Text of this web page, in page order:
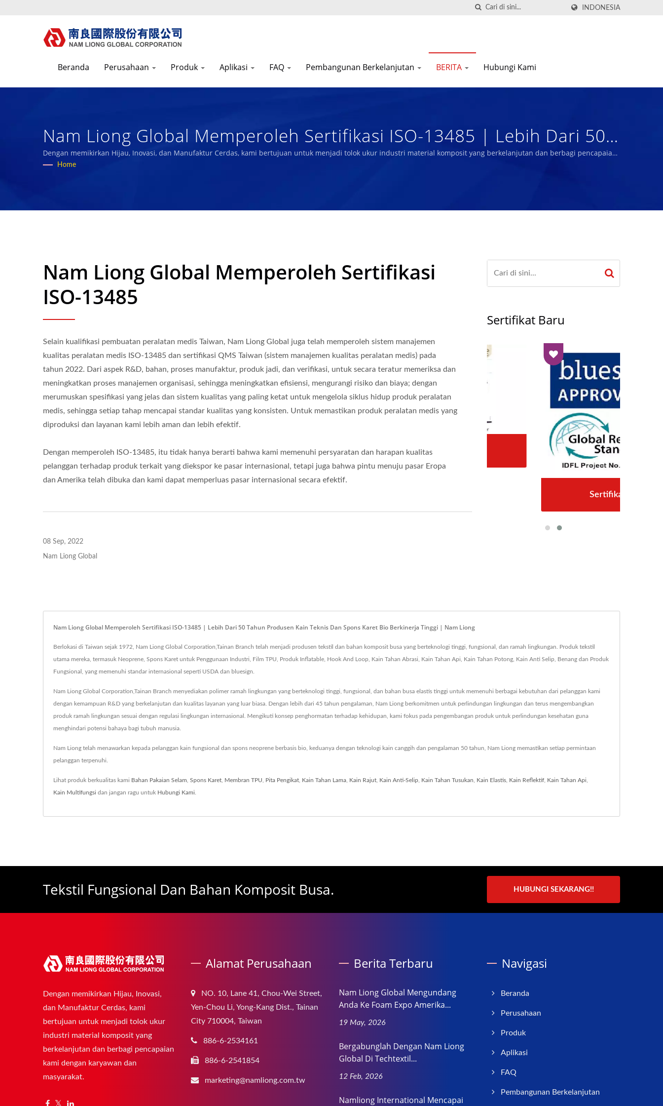
INDONESIA
Beranda Perusahaan Produk Aplikasi FAQ Pembangunan Berkelanjutan BERITA Hubungi Kami
Nam Liong Global Memperoleh Sertifikasi ISO-13485 | Lebih Dari 50
Tahun Produsen Kain Teknis Dan Spons Karet Bio Berkinerja Tinggi |
Dengan memikirkan Hijau, Inovasi, dan Manufaktur Cerdas, kami bertujuan untuk menjadi tolok ukur industri material komposit yang berkelanjutan dan berbagi pencapaian
kami dengan karyawan dan masyarakat.
Home
Nam Liong Global Memperoleh Sertifikasi
ISO-13485
Selain kualifikasi pembuatan peralatan medis Taiwan, Nam Liong Global juga telah memperoleh sistem manajemen
kualitas peralatan medis ISO-13485 dan sertifikasi QMS Taiwan (sistem manajemen kualitas peralatan medis) pada
tahun 2022. Dari aspek R&D, bahan, proses manufaktur, produk jadi, dan verifikasi, untuk secara teratur memeriksa dan
meningkatkan proses manajemen organisasi, sehingga meningkatkan efisiensi, mengurangi risiko dan biaya; dengan
merumuskan spesifikasi yang jelas dan sistem kualitas yang paling ketat untuk mengelola siklus hidup produk peralatan
medis, sehingga setiap tahap mencapai standar kualitas yang konsisten. Untuk memastikan produk peralatan medis yang
diproduksi dan layanan kami lebih aman dan lebih efektif.
Dengan memperoleh ISO-13485, itu tidak hanya berarti bahwa kami memenuhi persyaratan dan harapan kualitas
pelanggan terhadap produk terkait yang diekspor ke pasar internasional, tetapi juga bahwa pintu menuju pasar Eropa
dan Amerika telah dibuka dan kami dapat memperluas pasar internasional secara efektif.
08 Sep, 2022
Nam Liong Global
Sertifikat Baru
ISO 27001 ISO 27001
Nam Liong Global Memperoleh Sertifikasi ISO-13485 | Lebih Dari 50 Tahun Produsen Kain Teknis Dan Spons Karet Bio Berkinerja Tinggi | Nam Liong
Berlokasi di Taiwan sejak 1972, Nam Liong Global Corporation,Tainan Branch telah menjadi produsen tekstil dan bahan komposit busa yang berteknologi tinggi, fungsional, dan ramah lingkungan. Produk tekstil
utama mereka, termasuk Neoprene, Spons Karet untuk Penggunaan Industri, Film TPU, Produk Inflatable, Hook And Loop, Kain Tahan Abrasi, Kain Tahan Api, Kain Tahan Potong, Kain Anti Selip, Benang dan Produk
Fungsional, yang memenuhi standar internasional seperti USDA dan bluesign.
Nam Liong Global Corporation,Tainan Branch menyediakan polimer ramah lingkungan yang berteknologi tinggi, fungsional, dan bahan busa elastis tinggi untuk memenuhi berbagai kebutuhan dari pelanggan kami
dengan kemampuan R&D yang berkelanjutan dan kualitas layanan yang luar biasa. Dengan lebih dari 45 tahun pengalaman, Nam Liong berkomitmen untuk perlindungan lingkungan dan terus mengembangkan
produk ramah lingkungan sesuai dengan regulasi lingkungan internasional. Mengikuti konsep penghormatan terhadap kehidupan, kami fokus pada pengembangan produk untuk perlindungan kesehatan guna
menghindari potensi bahaya bagi tubuh manusia.
Nam Liong telah menawarkan kepada pelanggan kain fungsional dan spons neoprene berbasis bio, keduanya dengan teknologi kain canggih dan pengalaman 50 tahun, Nam Liong memastikan setiap permintaan
pelanggan terpenuhi.
Lihat produk berkualitas kami Bahan Pakaian Selam Spons Karet Membran TPU Pita Pengikat Kain Tahan Lama Kain Rajut Kain Anti-Selip Kain Tahan Tusukan Kain Elastis Kain Reflektif Kain Tahan Api
Kain Multifungsi dan jangan ragu untuk Hubungi Kami
Tekstil Fungsional Dan Bahan Komposit Busa. HUBUNGI SEKARANG!!
Dengan memikirkan Hijau, Inovasi,
dan Manufaktur Cerdas, kami
bertujuan untuk menjadi tolok ukur
industri material komposit yang
berkelanjutan dan berbagi pencapaian
kami dengan karyawan dan
masyarakat.
Alamat Perusahaan
NO. 10, Lane 41, Chou-Wei Street,
Yen-Chou Li, Yong-Kang Dist., Tainan
City 710004, Taiwan
886-6-2534161
886-6-2541854
marketing@namliong.com.tw
Berita Terbaru
Nam Liong Global Mengundang
Anda Ke Foam Expo Amerika...
19 May, 2026
Bergabunglah Dengan Nam Liong
Global Di Techtextil...
12 Feb, 2026
Namliong International Mencapai
Navigasi
Beranda
Perusahaan
Produk
Aplikasi
FAQ
Pembangunan Berkelanjutan